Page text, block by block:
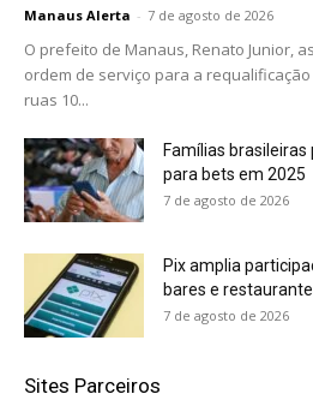
Manaus Alerta - 7 de agosto de 2026
O prefeito de Manaus, Renato Junior,
ordem de serviço para a
ruas 10...
Famílias
para bets em 2025
7 de agosto de 2026
Pix amplia
bares e
7 de agosto de 2026
Sites Parceiros